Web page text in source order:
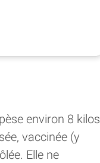
environ 8 kilos
vaccinée (y
Elle ne